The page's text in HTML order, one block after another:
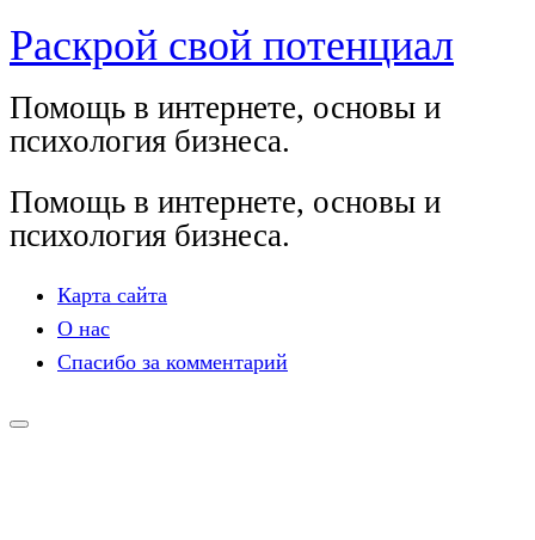
Перейти
содержимому
Раскрой свой потенциал
Помощь в интернете, основы и
психология бизнеса.
Помощь в интернете, основы и
психология бизнеса.
Карта сайта
О нас
Спасибо за комментарий